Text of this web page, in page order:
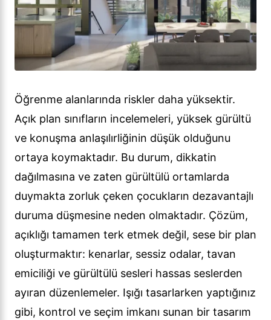
Öğrenme alanlarında riskler daha yüksektir.
Açık plan sınıfların incelemeleri, yüksek gürültü
ve konuşma anlaşılırliğinin düşük olduğunu
ortaya koymaktadır. Bu durum, dikkatin
dağılmasına ve zaten gürültülü ortamlarda
duymakta zorluk çeken çocukların dezavantajlı
duruma düşmesine neden olmaktadır. Çözüm,
açıklığı tamamen terk etmek değil, sese bir plan
oluşturmaktır: kenarlar, sessiz odalar, tavan
emiciliği ve gürültülü sesleri hassas seslerden
ayıran düzenlemeler. Işığı tasarlarken yaptığınız
gibi, kontrol ve seçim imkanı sunan bir tasarım